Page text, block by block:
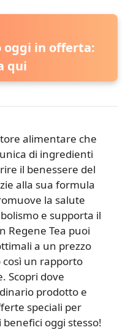
oggi in offerta:
qui
alimentare che
di ingredienti
il benessere del
alla sua formula
la salute
e supporta il
Regene Tea puoi
a un prezzo
un rapporto
Scopri dove
prodotto e
speciali per
oggi stesso!